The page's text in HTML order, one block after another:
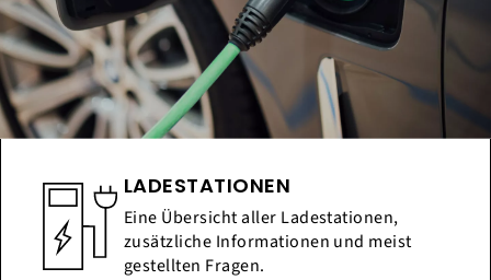
LADESTATIONEN
Eine Übersicht aller Ladestationen,
zusätzliche Informationen und meist
gestellten Fragen.